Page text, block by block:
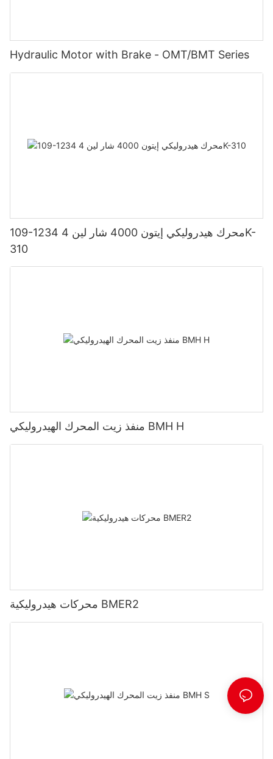
Hydraulic Motor with Brake - OMT/BMT Series
109-1234 محرك هيدروليكي إيتون 4000 شار لين 4K-
310
منفذ زيت المحرك الهيدروليكي BMH H
محركات هيدروليكية BMER2